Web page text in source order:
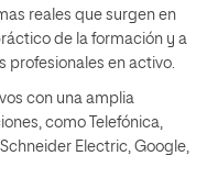
reales que surgen en
de la formación y a
profesionales en activo.
con una amplia
como Telefónica,
Electric, Google,